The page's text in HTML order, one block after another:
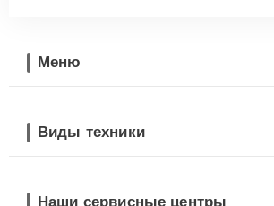
Меню
Виды техники
Наши сервисные центры